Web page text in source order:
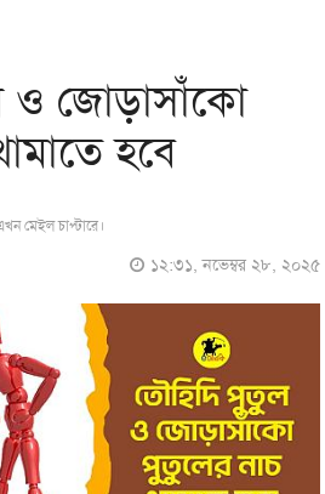
ও জোড়াসাঁকো
হবে
মেইল চাপ্টারে।
১২:৩১, নভেম্বর ২৮, ২০২৫